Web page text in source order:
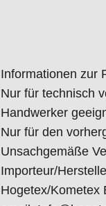
Informationen zur
Nur für technisch
Handwerker
Nur für den
Unsachgemäße
Importeur/
Hogetex/Kometex